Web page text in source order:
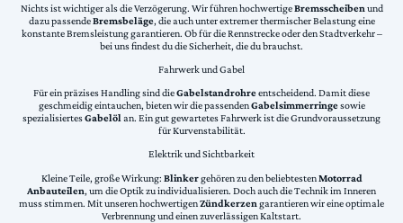
Nichts ist wichtiger als die Verzögerung. Wir führen hochwertigeBremsscheiben und
dazu passendeBremsbeläge, die auch unter extremer thermischer Belastung eine
konstante Bremsleistung garantieren. Ob für die Rennstrecke oder den Stadtverkehr –
bei uns findest du die Sicherheit, die du brauchst.
Fahrwerk und Gabel
Für ein präzises Handling sind dieGabelstandrohreentscheidend. Damit diese
geschmeidig eintauchen, bieten wir die passendenGabelsimmerringesowie
spezialisiertesGabelölan. Ein gut gewartetes Fahrwerk ist die Grundvoraussetzung
für Kurvenstabilität.
Elektrik und Sichtbarkeit
Kleine Teile, große Wirkung: Blinkergehören zu den beliebtestenMotorrad
Anbauteilen, um die Optik zu individualisieren. Doch auch die Technik im Inneren
muss stimmen. Mit unseren hochwertigenZündkerzen garantieren wir eine optimale
Verbrennung und einen zuverlässigen Kaltstart.